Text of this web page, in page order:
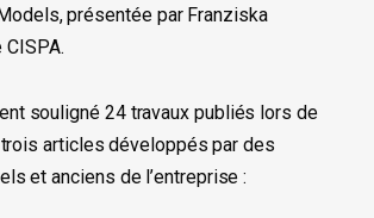
présentée par Franziska
souligné 24 travaux publiés lors de
articles développés par des
et anciens de l’entreprise :